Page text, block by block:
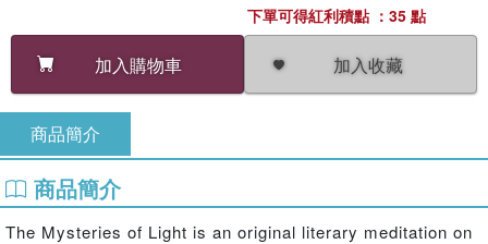
加入購物車 加入收藏
下單可得紅利積點 ：35 點
商品簡介
商品簡介
The Mysteries of Light is an original literary meditation on